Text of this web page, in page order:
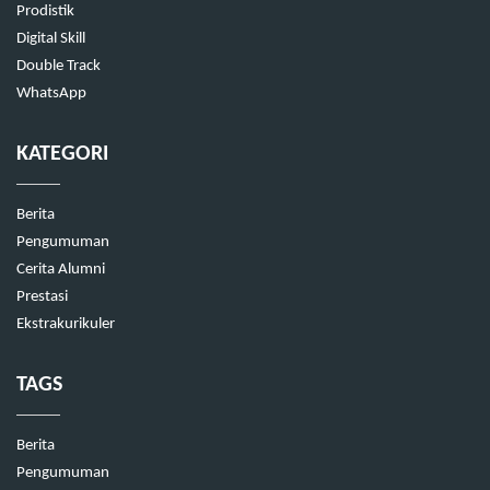
Prodistik
Digital Skill
Double Track
WhatsApp
KATEGORI
Berita
Pengumuman
Cerita Alumni
Prestasi
Ekstrakurikuler
TAGS
Berita
Pengumuman